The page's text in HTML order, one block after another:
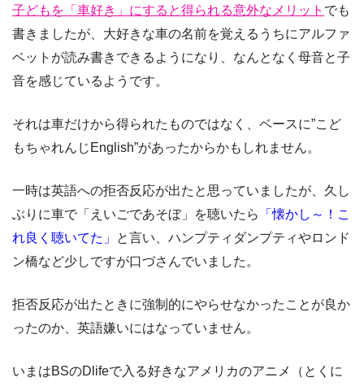
子どもを「車好き」にすると得られる意外なメリット でも
書きましたが、大好きな車の名前を覚えるうちにアルファ
ベットが読み書きできるようになり、なんとなく母音と子
音を感じているようです。
それは車だけから得られたものではなく、 ベースに”こど
もちゃれんじEnglish”があったからかもしれません。
一時は英語への拒否反応が出たと思っていましたが、久し
ぶりに車で「えいごであそぼ」を聴いたら
「懐かし～！こ
れ良く聴いてた」
と言い、ハンプティダンプティやロンド
ン橋など少しですが口づさんでいました。
拒否反応が出たときに強制的にやらせなかった ことが良か
ったのか、英語嫌いにはなっていません。
いまはBSのDlifeで入る好きなアメリカのアニメ（とくに